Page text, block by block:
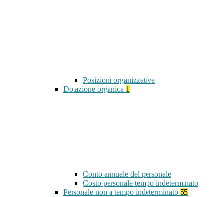
Posizioni organizzative
Dotazione organica 1
Conto annuale del personale
Costo personale tempo indeterminato
Personale non a tempo indeterminato 55